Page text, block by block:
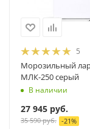
5
Морозильный
МЛК-250 серый
В наличии
27 945 руб.
35 590руб. -21%